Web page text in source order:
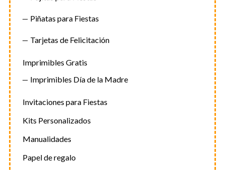
Piñatas para Fiestas
Tarjetas de Felicitación
Imprimibles Gratis
Imprimibles Día de la Madre
Invitaciones para Fiestas
Kits Personalizados
Manualidades
Papel de regalo